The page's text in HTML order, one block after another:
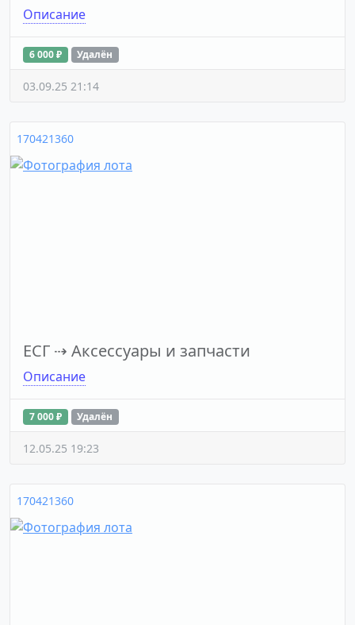
Описание
6 000 ₽ Удалён
03.09.25 21:14
170421360
ЕСГ ⇢ Аксессуары и запчасти
Описание
7 000 ₽ Удалён
12.05.25 19:23
170421360